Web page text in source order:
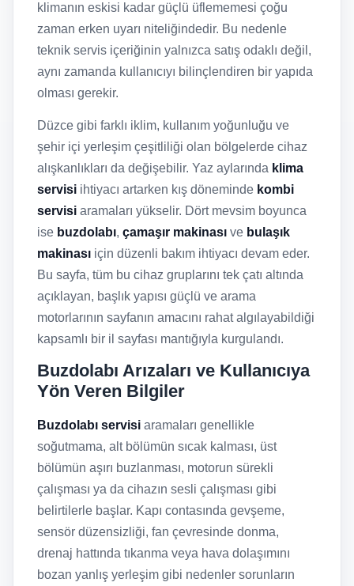
klimanın eskisi kadar güçlü üflememesi çoğu
zaman erken uyarı niteliğindedir. Bu nedenle
teknik servis içeriğinin yalnızca satış odaklı değil,
aynı zamanda kullanıcıyı bilinçlendiren bir yapıda
olması gerekir.
Düzce gibi farklı iklim, kullanım yoğunluğu ve
şehir içi yerleşim çeşitliliği olan bölgelerde cihaz
alışkanlıkları da değişebilir. Yaz aylarında klima
servisi ihtiyacı artarken kış döneminde kombi
servisi aramaları yükselir. Dört mevsim boyunca
ise buzdolabı, çamaşır makinası ve bulaşık
makinası için düzenli bakım ihtiyacı devam eder.
Bu sayfa, tüm bu cihaz gruplarını tek çatı altında
açıklayan, başlık yapısı güçlü ve arama
motorlarının sayfanın amacını rahat algılayabildiği
kapsamlı bir il sayfası mantığıyla kurgulandı.
Buzdolabı Arızaları ve Kullanıcıya
Yön Veren Bilgiler
Buzdolabı servisi aramaları genellikle
soğutmama, alt bölümün sıcak kalması, üst
bölümün aşırı buzlanması, motorun sürekli
çalışması ya da cihazın sesli çalışması gibi
belirtilerle başlar. Kapı contasında gevşeme,
sensör düzensizliği, fan çevresinde donma,
drenaj hattında tıkanma veya hava dolaşımını
bozan yanlış yerleşim gibi nedenler sorunların